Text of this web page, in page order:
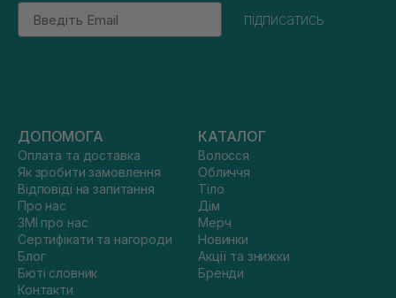
Email
підписатись
ДОПОМОГА
Оплата та доставка
Як зробити замовлення
Відповіді на запитання
Про нас
ЗМІ про нас
Сертифікати та нагороди
Блог
Бюті словник
Контакти
КАТАЛОГ
Волосся
Обличчя
Тіло
Дім
Мерч
Новинки
Акції та знижки
Бренди